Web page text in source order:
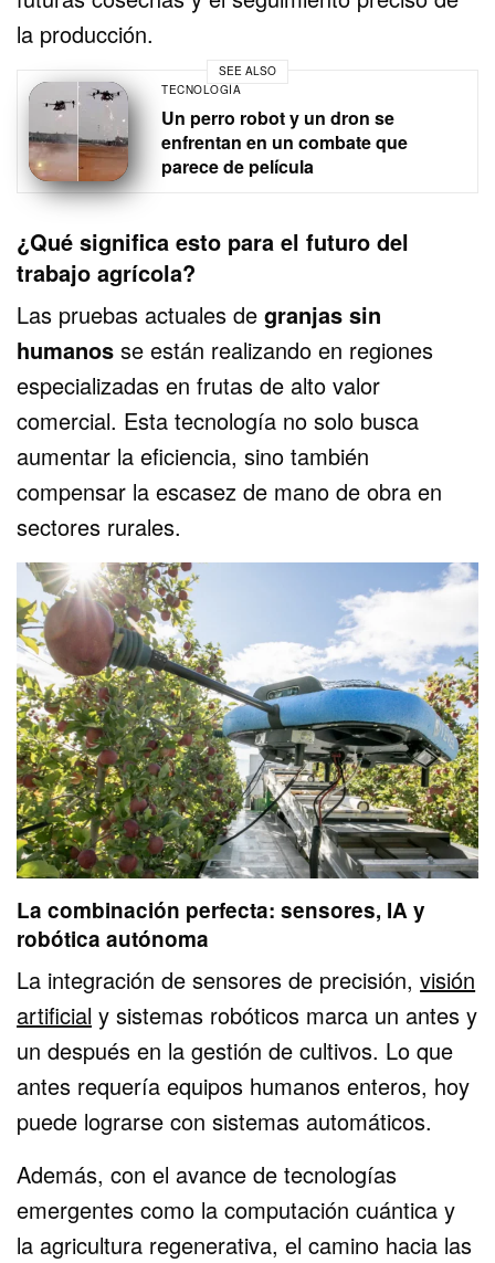
la producción.
SEE ALSO
TECNOLOGÍA
Un perro robot y un dron se
enfrentan en un combate que
parece de película
¿Qué significa esto para el futuro del
trabajo agrícola?
Las pruebas actuales degranjas sin
humanos se están realizando en regiones
especializadas en frutas de alto valor
comercial. Esta tecnología no solo busca
aumentar la eficiencia, sino también
compensar la escasez de mano de obra en
sectores rurales.
La combinación perfecta: sensores, IA y
robótica autónoma
La integración de sensores de precisión,visión
artificial y sistemas robóticos marca un antes y
un después en la gestión de cultivos. Lo que
antes requería equipos humanos enteros, hoy
puede lograrse con sistemas automáticos.
Además, con el avance de tecnologías
emergentes como la computación cuántica y
la agricultura regenerativa, el camino hacia las